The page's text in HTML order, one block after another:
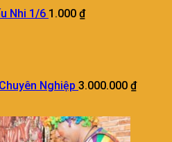
Nhi 1/6 1.000 ₫
Nghiệp 3.000.000 ₫